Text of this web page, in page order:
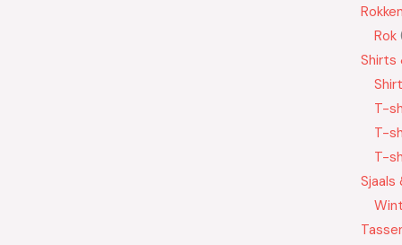
Rokken
Rok
Shirts
Shirt
T-
T-
T-
Sjaals